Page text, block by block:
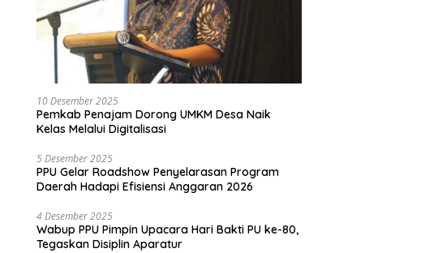
10 Desember 2025
Pemkab Penajam Dorong UMKM Desa Naik
Kelas Melalui Digitalisasi
5 Desember 2025
PPU Gelar Roadshow Penyelarasan Program
Daerah Hadapi Efisiensi Anggaran 2026
4 Desember 2025
Wabup PPU Pimpin Upacara Hari Bakti PU ke-80,
Tegaskan Disiplin Aparatur